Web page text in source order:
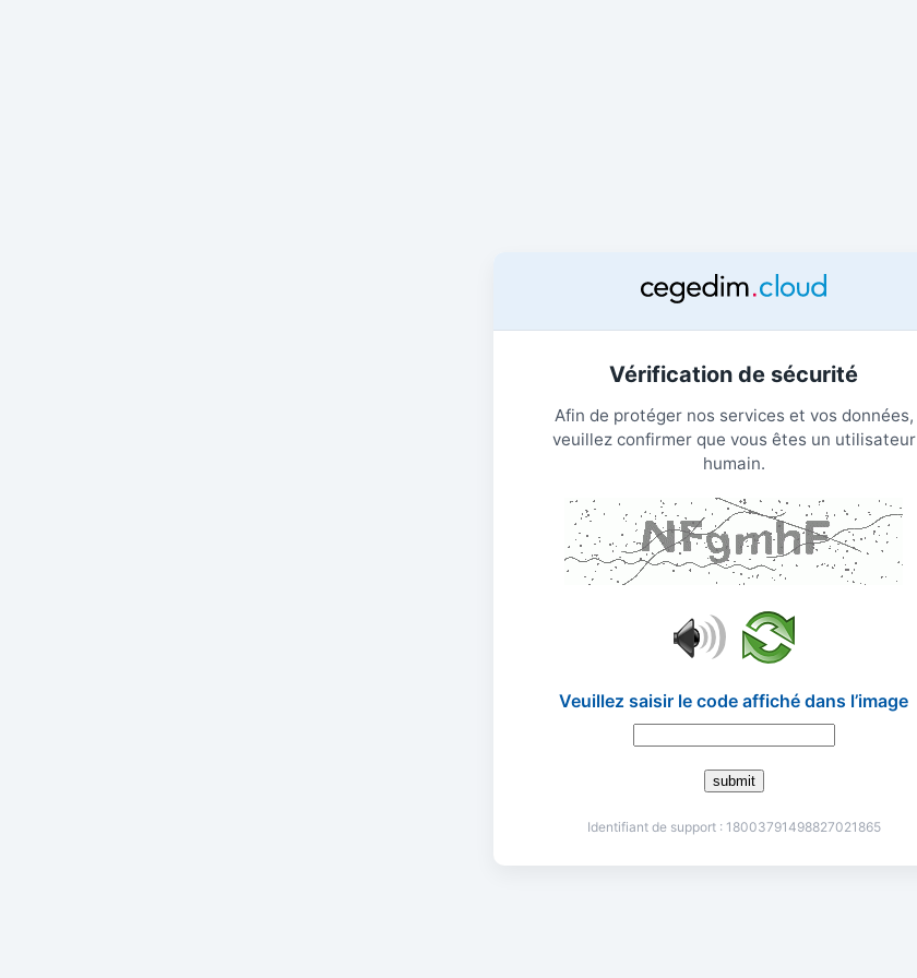
Vérification de sécurité
Afin de protéger nos services et vos données,
veuillez confirmer que vous êtes un utilisateur
humain.
Veuillez saisir le code affiché dans l’image
submit
Identifiant de support : 18003791498827021865